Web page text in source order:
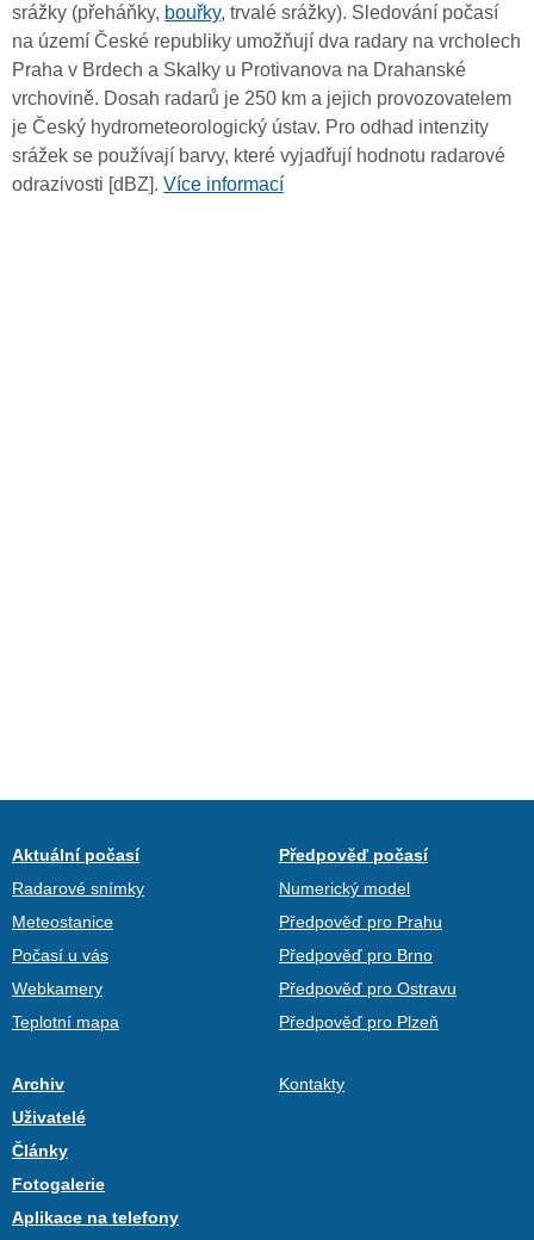
srážky (přeháňky, bouřky, trvalé srážky). Sledování počasí
na území České republiky umožňují dva radary na vrcholech
Praha v Brdech a Skalky u Protivanova na Drahanské
vrchovině. Dosah radarů je 250 km a jejich provozovatelem
je Český hydrometeorologický ústav. Pro odhad intenzity
srážek se používají barvy, které vyjadřují hodnotu radarové
odrazivosti [dBZ]. Více informací
Aktuální počasí
Radarové snímky
Meteostanice
Počasí u vás
Webkamery
Teplotní mapa
Předpověď počasí
Numerický model
Předpověď pro Prahu
Předpověď pro Brno
Předpověď pro Ostravu
Předpověď pro Plzeň
Archiv
Uživatelé
Články
Fotogalerie
Aplikace na telefony
Kontakty